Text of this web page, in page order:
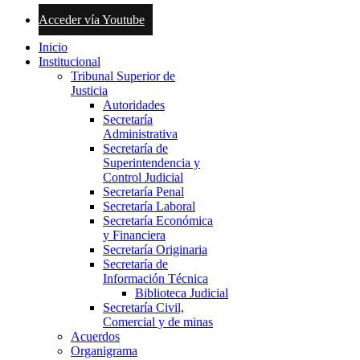
Acceder vía Youtube
Inicio
Institucional
Tribunal Superior de
Justicia
Autoridades
Secretaría
Administrativa
Secretaría de
Superintendencia y
Control Judicial
Secretaría Penal
Secretaría Laboral
Secretaría Económica
y Financiera
Secretaría Originaria
Secretaría de
Información Técnica
Biblioteca Judicial
Secretaría Civil,
Comercial y de minas
Acuerdos
Organigrama